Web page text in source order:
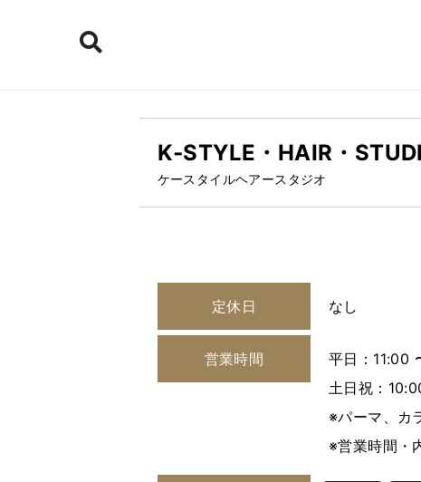
K‐STYLE・HAIR・
ケースタイルヘアースタジオ
定休日 なし
営業時間
平日：11:00
土日祝：
※パーマ、カ
※営業時間・